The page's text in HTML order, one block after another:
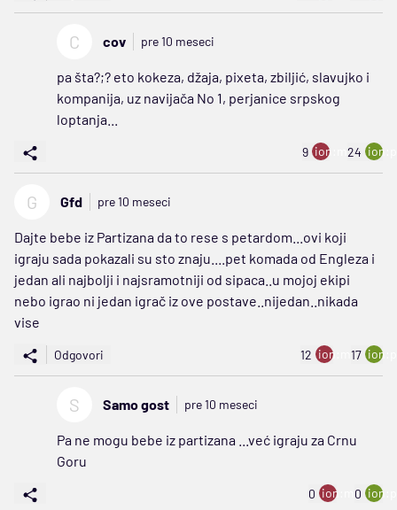
C cov pre 10 meseci
pa šta?;? eto kokeza, džaja, pixeta, zbiljić, slavujko i
kompanija, uz navijača No 1, perjanice srpskog
loptanja...
9 ion:minus
24
G Gfd pre 10 meseci
Dajte bebe iz Partizana da to rese s petardom...ovi koji
igraju sada pokazali su sto znaju....pet komada od Engleza i
jedan ali najbolji i najsramotniji od sipaca..u mojoj ekipi
nebo igrao ni jedan igrač iz ove postave..nijedan..nikada
vise
Odgovori 12 ion:minus
17
S Samo gost pre 10 meseci
Pa ne mogu bebe iz partizana ...već igraju za Crnu
Goru
0 ion:minus
0